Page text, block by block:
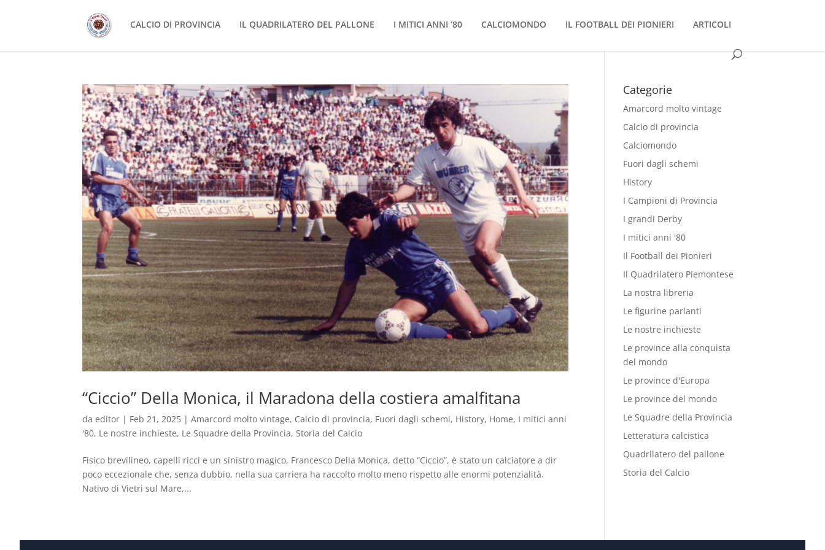
CALCIO DI PROVINCIA IL QUADRILATERO DEL PALLONE I MITICI ANNI ’80 CALCIOMONDO IL FOOTBALL DEI PIONIERI ARTICOLI
“Ciccio” Della Monica, il Maradona della costiera amalfitana
daeditor | Feb 21, 2025 |Amarcord molto vintage, Calcio di provincia, Fuori dagli schemi, History, Home, I mitici anni
'80, Le nostre inchieste, Le Squadre della Provincia,Storia del Calcio
Fisico brevilineo, capelli ricci e un sinistro magico, Francesco Della Monica, detto “Ciccio”, è stato un calciatore a dir
poco eccezionale che, senza dubbio, nella sua carriera ha raccolto molto meno rispetto alle enormi potenzialità.
Nativo di Vietri sul Mare,...
Categorie
Amarcord molto vintage
Calcio di provincia
Calciomondo
Fuori dagli schemi
History
I Campioni di Provincia
I grandi Derby
I mitici anni '80
Il Football dei Pionieri
Il Quadrilatero Piemontese
La nostra libreria
Le figurine parlanti
Le nostre inchieste
Le province alla conquista
del mondo
Le province d'Europa
Le province del mondo
Le Squadre della Provincia
Letteratura calcistica
Quadrilatero del pallone
Storia del Calcio